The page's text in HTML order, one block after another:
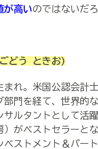
が高いのではないだろ
どう ときお)
まれ。米国公認会計
部門を経て、世界的
サルタントとして活
）がベストセラーと
ベストメント＆パー